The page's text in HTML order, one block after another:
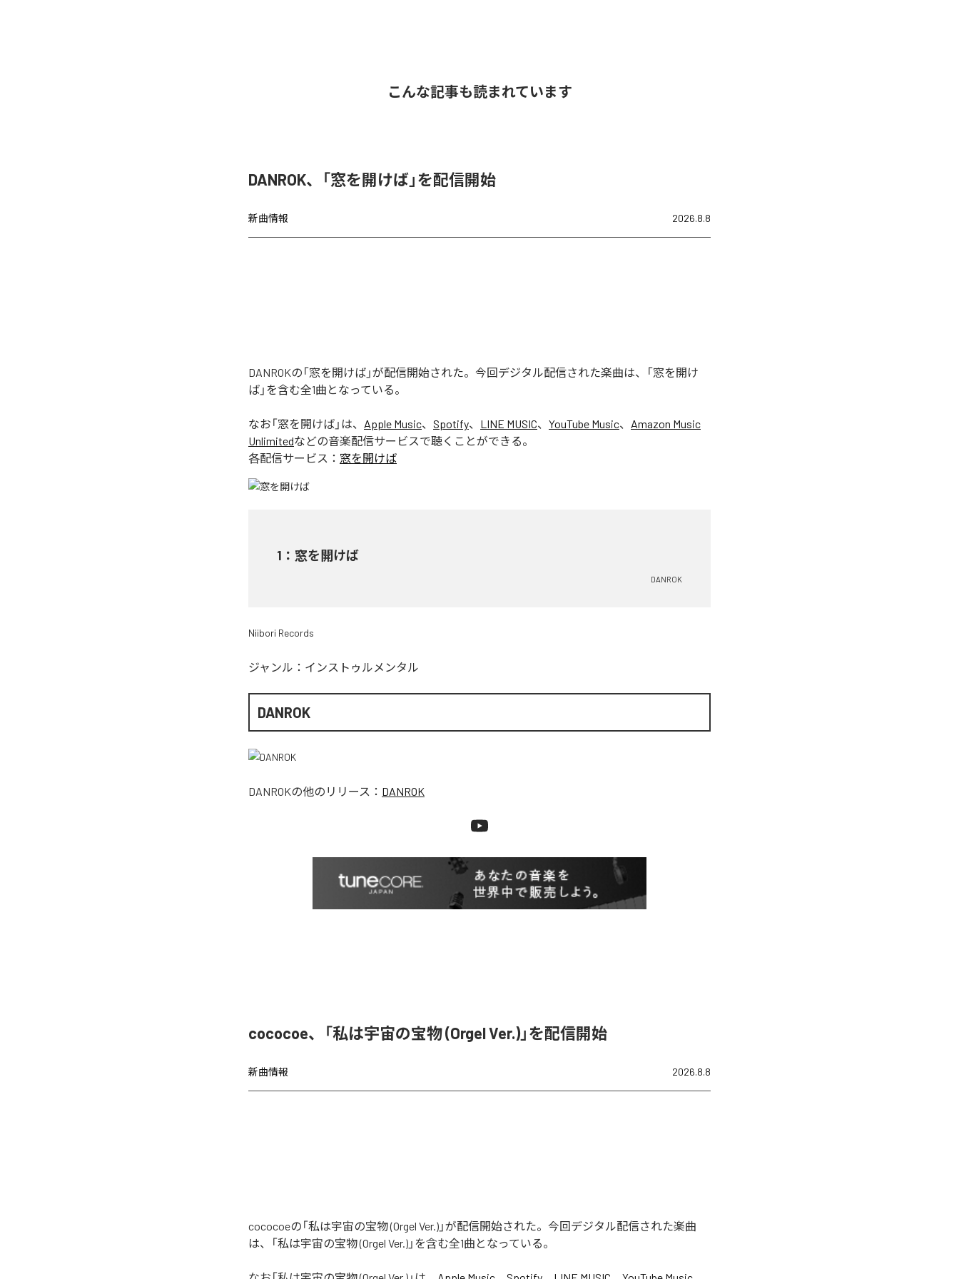
こんな記事も読まれています
DANROK、「窓を開けば」を配信開始
新曲情報 2026.8.8
DANROKの「窓を開けば」が配信開始された。今回デジタル配信された楽曲は、「窓を開け
ば」を含む全1曲となっている。
なお「窓を開けば 」は、 Apple Music、 Spotify、 LINE MUSIC、 YouTube Music、 Amazon Music
Unlimitedなどの音楽配信サービスで聴くことができる。
各配信サービス： 窓を開けば
1 ： 窓を開けば
DANROK
Niibori Records
ジャンル： インストゥルメンタル
DANROK
DANROKの他のリリース： DANROK
cococoe、「私は宇宙の宝物 (Orgel Ver.)」を配信開始
新曲情報 2026.8.8
cococoeの「私は宇宙の宝物 (Orgel Ver.)」が配信開始された。今回デジタル配信された楽曲
は、「私は宇宙の宝物 (Orgel Ver.)」を含む全1曲となっている。